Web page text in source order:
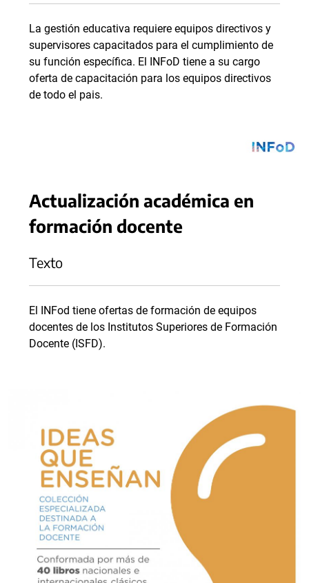
La gestión educativa requiere equipos directivos y
supervisores capacitados para el cumplimiento de
su función específica. El INFoD tiene a su cargo
oferta de capacitación para los equipos directivos
de todo el pais.
Actualización académica en
formación docente
Texto
El INFod tiene ofertas de formación de equipos
docentes de los Institutos Superiores de Formación
Docente (ISFD).